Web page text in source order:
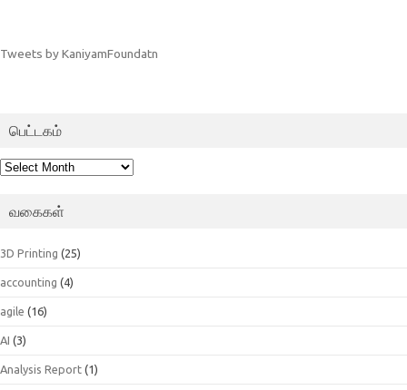
Tweets by KaniyamFoundatn
பெட்டகம்
பெட்டகம்
வகைகள்
3D Printing (25)
accounting (4)
agile (16)
AI (3)
Analysis Report (1)